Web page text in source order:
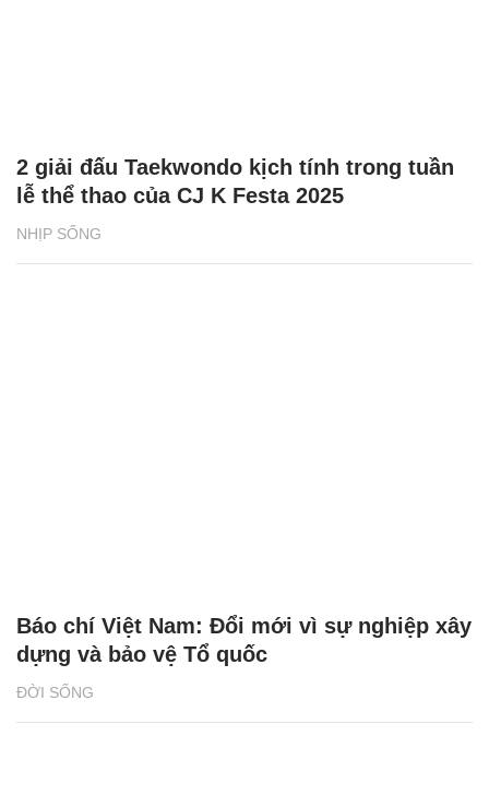
NHỊP SỐNG
2 giải đấu Taekwondo kịch tính trong tuần
lễ thể thao của CJ K Festa 2025
ĐỜI SỐNG
Báo chí Việt Nam: Đổi mới vì sự nghiệp xây
dựng và bảo vệ Tổ quốc